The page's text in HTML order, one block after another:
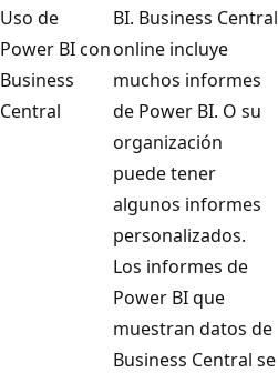
Uso de
Power BI con
Business
Central
BI. Business Central
online incluye
muchos informes
de Power BI. O su
organización
puede tener
algunos informes
personalizados.
Los informes de
Power BI que
muestran datos de
Business Central se